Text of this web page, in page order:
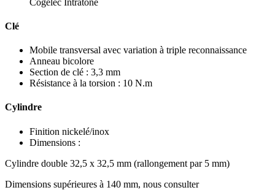
Clé
Mobile transversal avec variation à triple reconnaissance
Anneau bicolore
Section de clé : 3,3 mm
Résistance à la torsion : 10 N.m
Cylindre
Finition nickelé/inox
Dimensions :
Cylindre double 32,5 x 32,5 mm (rallongement par 5 mm)
Dimensions supérieures à 140 mm, nous consulter